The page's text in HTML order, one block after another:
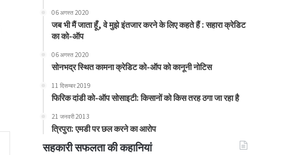
06 अगस्त 2020
जब भी मैं जाता हूँ, वे मुझे इंतजार करने के लिए कहते हैं : सहारा क्रेडिट
का को-ऑप
06 अगस्त 2020
सोनभद्र स्थित कामना क्रेडिट को-ऑप को कानूनी नोटिस
11 दिसम्बर 2019
फिरिक दांडी को-ऑप सोसाइटी: किसानों को किस तरह ठगा जा रहा है
21 जनवरी 2013
त्रिपुरा: एमडी पर छल करने का आरोप
सहकारी सफलता की कहानियां